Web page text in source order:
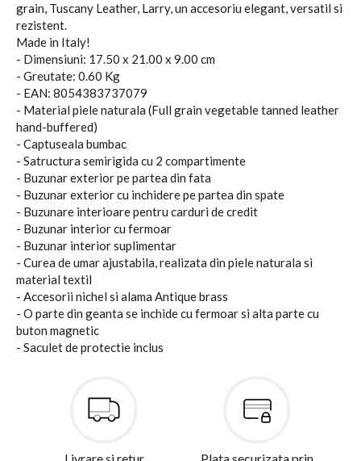
grain, Tuscany Leather, Larry, un accesoriu elegant, versatil si
rezistent.
Made in Italy!
- Dimensiuni: 17.50 x 21.00 x 9.00 cm
- Greutate: 0.60 Kg
- EAN: 8054383737079
- Material piele naturala (Full grain vegetable tanned leather
hand-buffered)
- Captuseala bumbac
- Satructura semirigida cu 2 compartimente
- Buzunar exterior pe partea din fata
- Buzunar exterior cu inchidere pe partea din spate
- Buzunare interioare pentru carduri de credit
- Buzunar interior cu fermoar
- Buzunar interior suplimentar
- Curea de umar ajustabila, realizata din piele naturala si
material textil
- Accesorii nichel si alama Antique brass
- O parte din geanta se inchide cu fermoar si alta parte cu
buton magnetic
- Saculet de protectie inclus